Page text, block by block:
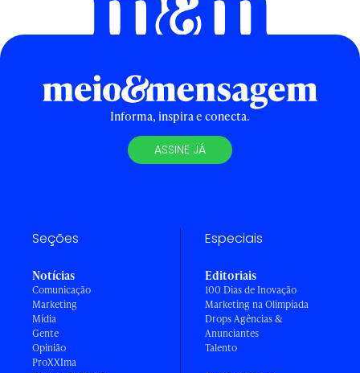
Informa, inspira e conecta.
ASSINE JÁ
Seções
Notícias
Comunicação
Marketing
Mídia
Gente
Opinião
ProXXIma
Especiais
Editoriais
100 Dias de Inovação
Marketing na Olimpíada
Drops Agências &
Anunciantes
Talento